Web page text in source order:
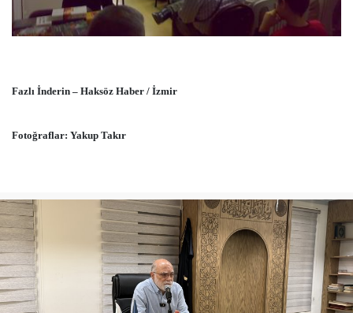
Fazlı İnderin – Haksöz Haber / İzmir
Fotoğraflar: Yakup Takır